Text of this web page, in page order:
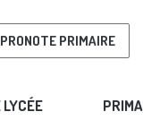
PRONOTE PRIMAIRE
LYCÉE